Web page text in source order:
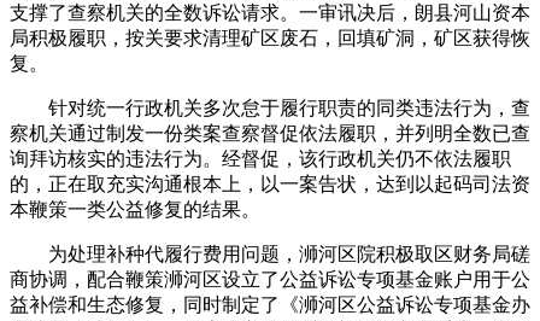
支撑了查察机关的全数诉讼请求。一审讯决后，朗县河山资本
局积极履职，按关要求清理矿区废石，回填矿洞，矿区获得恢
复。
针对统一行政机关多次怠于履行职责的同类违法行为，查
察机关通过制发一份类案查察督促依法履职，并列明全数已查
询拜访核实的违法行为。经督促，该行政机关仍不依法履职
的，正在取充实沟通根本上，以一案告状，达到以起码司法资
本鞭策一类公益修复的结果。
为处理补种代履行费用问题，浉河区院积极取区财务局磋
商协调，配合鞭策浉河区设立了公益诉讼专项基金账户用于公
益补偿和生态修复，同时制定了《浉河区公益诉讼专项基金办